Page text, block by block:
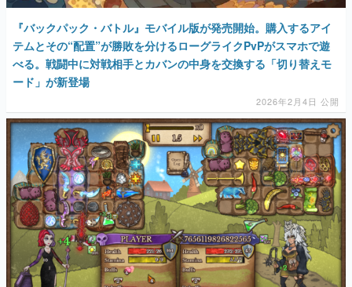
「経験値」「裏技」「ラスボス」… ゲームにまつわる言葉
の起源や用法の変遷を、コンピューター文化史研究家・タ
イニーP氏が徹底調査。
カテゴリ
特集記事
マンガ
女性向け
アプリレビュー
その他
『バックパック・バトル』モバイル版が発売開始。購入するアイ
テムとその“配置”が勝敗を分けるローグライクPvPがスマホで遊
べる。戦闘中に対戦相手とカバンの中身を交換する「切り替えモ
ード」が新登場
2026年2月4日 公開